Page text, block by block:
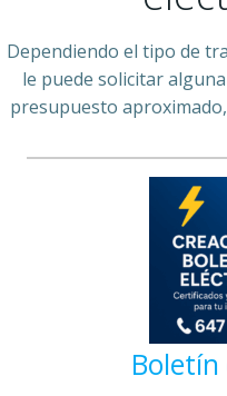
Dependiendo el tipo de
le puede solicitar
presupuesto